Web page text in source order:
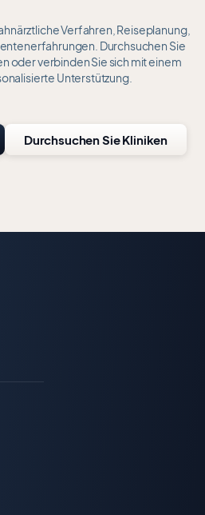
Verfahren, Reiseplanung,
Durchsuchen Sie
oder verbinden Sie sich mit einem
Unterstützung.
Durchsuchen Sie Kliniken